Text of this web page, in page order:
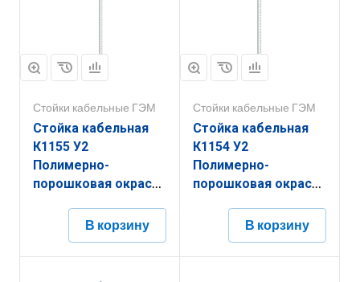
Стойки кабельные ГЭМ
Стойка кабельная
К1155 У2
Полимерно-
порошковая окраска
В корзину
Стойки кабельные ГЭМ
Стойка кабельная
К1154 У2
Полимерно-
порошковая окраска
В корзину